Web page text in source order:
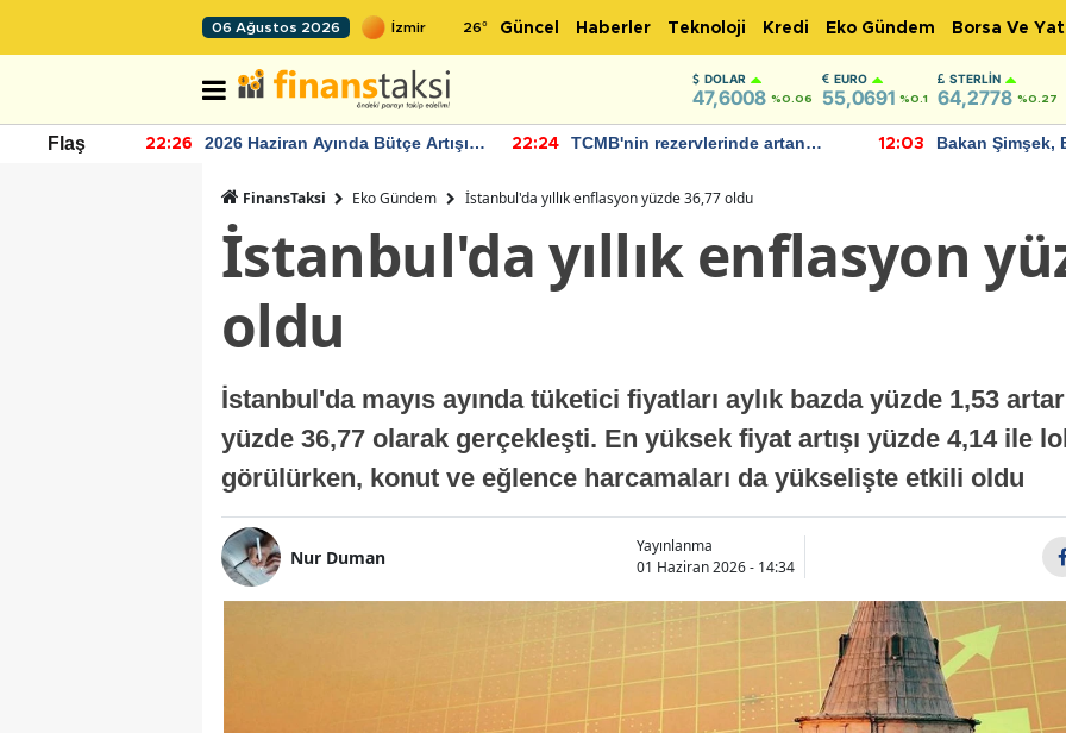
06 Ağustos 2026 26° Güncel Haberler Teknoloji Kredi Eko Gündem Borsa Ve
DOLAR
47,6008 %0.06
EURO
55,0691 %0.1
STERLIN
64,2778 %0.27
Flaş 22:26
2026 Haziran Ayında Bütçe Artışı
22:24
TCMB'nin rezervlerinde artan
12:03
Bakan Şimşek,
FinansTaksi Eko Gündem İstanbul'da yıllık enflasyon yüzde 36,77 oldu
İstanbul'da yıllık enflasyon
oldu
İstanbul'da mayıs ayında tüketici fiyatları aylık bazda yüzde 1,53
yüzde 36,77 olarak gerçekleşti. En yüksek fiyat artışı yüzde 4,14 ile
görülürken, konut ve eğlence harcamaları da yükselişte etkili oldu
Nur Duman
Yayınlanma
01 Haziran 2026 - 14:34